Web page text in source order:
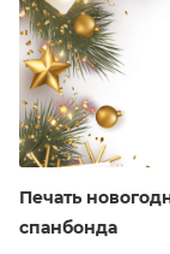
Печать
спанбонда